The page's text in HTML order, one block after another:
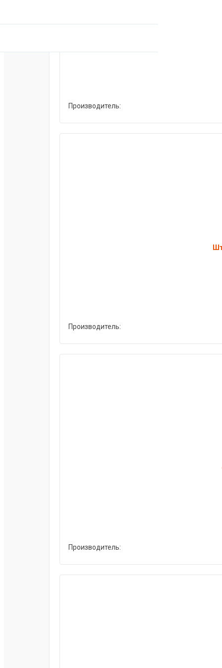
Производитель:
Производитель:
Производитель: